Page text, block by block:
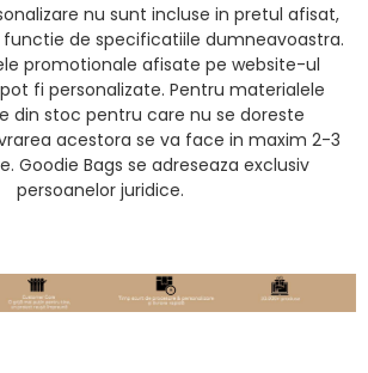
nu sunt incluse in pretul afisat,
de specificatiile dumneavoastra.
promotionale afisate pe website-ul
fi personalizate. Pentru materialele
din stoc pentru care nu se doreste
acestora se va face in maxim 2-3
Goodie Bags se adreseaza exclusiv
persoanelor juridice.